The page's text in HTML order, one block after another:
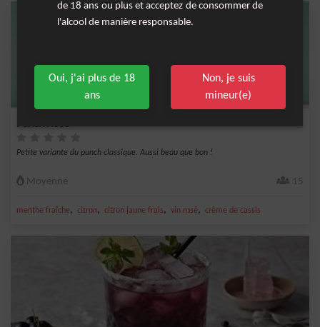
Punch Rosé
Petite variante du punch classique. Aussi beau que bon !
Moyenne 15
menthe fraîche, citron, citron jaune frais, vin rosé, crème de cassis
de 18 ans ou plus et acceptez de consommer de
l'alcool de manière responsable.
Oui, j'ai plus de 18
ans
Non, je suis
mineur(e)